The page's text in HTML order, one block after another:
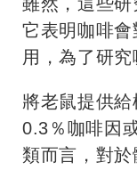
它表明咖啡
用，為了研究
將老鼠提供
0.3％咖啡因
類而言，對於